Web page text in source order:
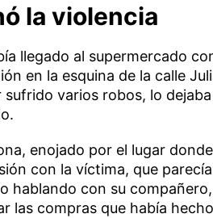
la violencia
llegado al supermercado
en la esquina de la calle
varios robos, lo
enojado por el lugar
con la víctima, que
hablando con su
las compras que había